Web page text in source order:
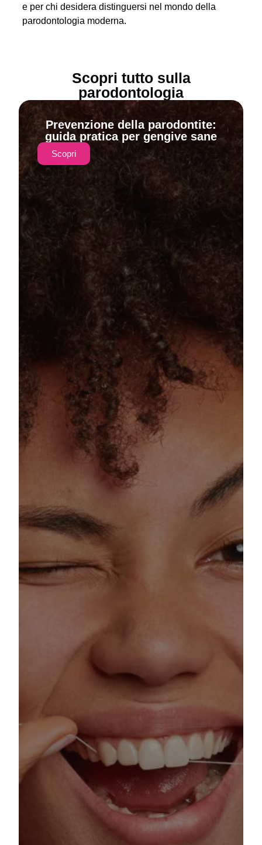
e per chi desidera distinguersi nel mondo della
parodontologia moderna.
Scopri tutto sulla
parodontologia
Prevenzione della parodontite:
guida pratica per gengive sane
Scopri